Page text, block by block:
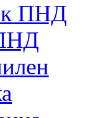
ПНД